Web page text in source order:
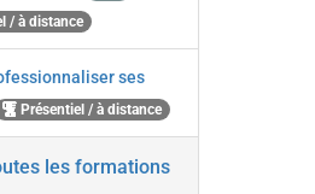
/ à distance
ses
Présentiel / à distance
les formations